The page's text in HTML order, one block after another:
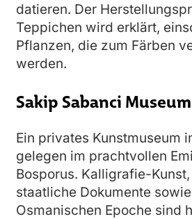
datieren. Der
Teppichen wird erklärt,
Pflanzen, die zum Färben
werden.
Sakip Sabanci Museum
Ein privates Kunstmuseum
gelegen im prachtvollen
Bosporus. Kalligrafie-
staatliche Dokumente
Osmanischen Epoche sind